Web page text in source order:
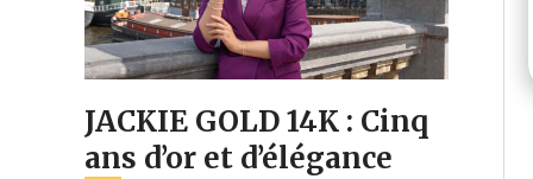
JACKIE GOLD 14K : Cinq
ans d’or et d’élégance